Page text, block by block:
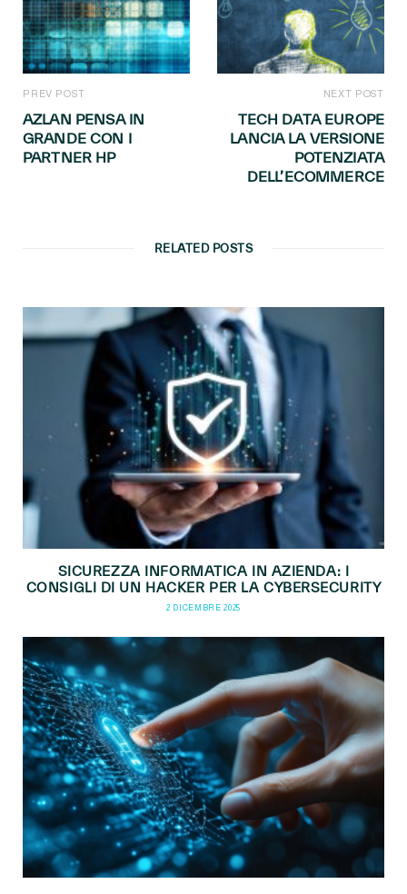
PREV POST
AZLAN PENSA IN
GRANDE CON I
PARTNER HP
NEXT POST
TECH DATA EUROPE
LANCIA LA VERSIONE
POTENZIATA
DELL’ECOMMERCE
RELATED POSTS
SICUREZZA INFORMATICA IN AZIENDA: I
CONSIGLI DI UN HACKER PER LA CYBERSECURITY
2 DICEMBRE 2025